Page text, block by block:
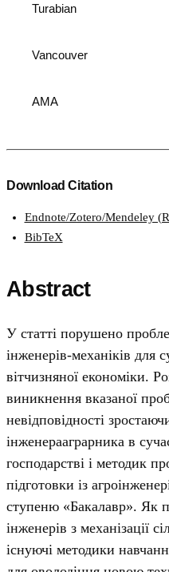
Turabian
Vancouver
AMA
Download Citation
Endnote/Zotero/Mendeley
BibTeX
Abstract
У статті порушено
інженерів-механіків для
вітчизняної економіки.
виникнення вказаної
невідповідності
інженерааграрника в
господарстві і методик
підготовки із
ступеню «Бакалавр». Як
інженерів з механізації
існуючі методики